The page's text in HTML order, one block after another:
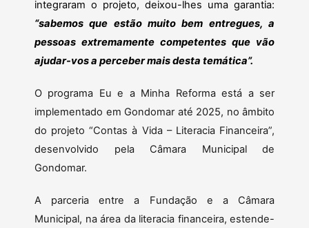
integraram o projeto, deixou-lhes uma garantia:
“sabemos que estão muito bem entregues, a
pessoas extremamente competentes que vão
ajudar-vos a perceber mais desta temática”.
O programa Eu e a Minha Reforma está a ser
implementado em Gondomar até 2025, no âmbito
do projeto “Contas à Vida – Literacia Financeira”,
desenvolvido pela Câmara Municipal de
Gondomar.
A parceria entre a Fundação e a Câmara
Municipal, na área da literacia financeira, estende-